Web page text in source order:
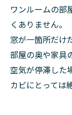
ワンルームの部
くありません。
窓が一箇所だけ
部屋の奥や家具
空気が停滞した
カビにとっては